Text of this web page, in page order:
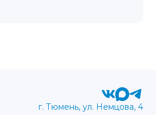
г. Тюмень, ул. Немцова, 4